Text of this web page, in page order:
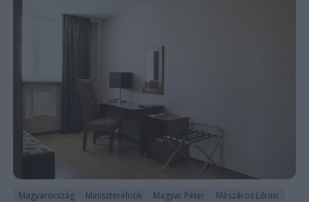
Magyarország Miniszterelnök Magyar Péter
Mészáros Lőrinc